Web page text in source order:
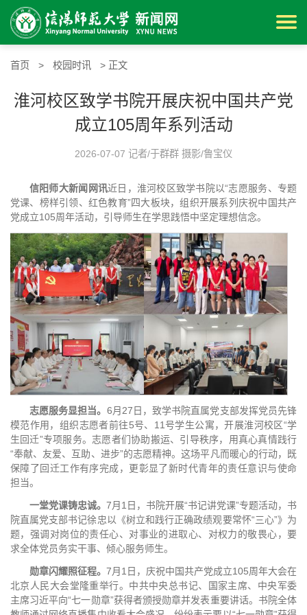
首页 > 校园时讯 > 正文
淮河校区致学书院开展庆祝中国共产党
成立105周年系列活动
2026-07-07 记者/于群群 摄影/鲁宝仪
信阳师大新闻网讯近日，淮河校区致学书院以“志愿服务、专题
党课、榜样引领、红色教育”四大板块，组织开展系列庆祝中国共产
党成立105周年活动，引导师生在学思践悟中坚定理想信念。
志愿服务显担当。 6月27日，致学书院直属党支部发挥党员先锋
模范作用，组织志愿者前往5号、11号学生公寓，开展淮河校区“学
生回迁”专项服务。志愿者们协助搬运、引导秩序，用真心真情践行
“奉献、友爱、互助、进步”的志愿精神。这场平凡而暖心的行动，既
保障了回迁工作有序完成，更彰显了新时代青年的责任意识与使命
担当。
一堂党课铸忠诚。 7月1日，书院开展“书记讲党课”专题活动，书
院直属党支部书记徐忠以《树立和践行正确政绩观要常怀“三心”》为
题，强调对岗位的责任心、对事业的进取心、对权力的敬畏心，要
求全体党员务实干事、倾心服务师生。
勋章闪耀照征程。 7月1日，庆祝中国共产党成立105周年大会在
北京人民大会堂隆重举行。中共中央总书记、国家主席、中央军委
主席习近平向“七一勋章”获得者颁授勋章并发表重要讲话。书院全体